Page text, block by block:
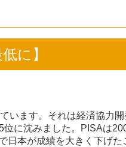
に】
います。それは経済協力
に沈みました。PISAは
日本が成績を大きく下げ